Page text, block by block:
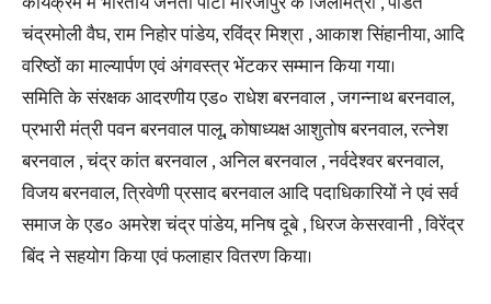
चंद्रमोली वैघ, राम निहोर पांडेय, रविंद्र मिश्रा , आकाश सिंहानीया, आदि
वरिष्ठों का माल्यार्पण एवं अंगवस्त्र भेंटकर सम्मान किया गया।
समिति के संरक्षक आदरणीय एड० राधेश बरनवाल , जगन्नाथ बरनवाल,
प्रभारी मंत्री पवन‌ बरनवाल पालू, कोषाध्यक्ष आशुतोष बरनवाल, रत्नेश
बरनवाल , चंद्र कांत बरनवाल , अनिल बरनवाल , नर्वदेश्वर बरनवाल,
विजय बरनवाल, त्रिवेणी प्रसाद बरनवाल आदि पदाधिकारियों ने एवं सर्व
समाज के एड० अमरेश चंद्र पांडेय, मनिष दूबे , धिरज केसरवानी , विरेंद्र
बिंद ने सहयोग किया एवं फलाहार वितरण किया।